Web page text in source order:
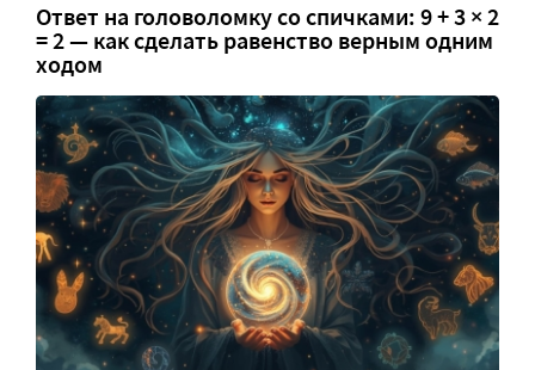
Ответ на головоломку со спичками: 9 + 3 × 2
= 2 — как сделать равенство верным одним
ходом